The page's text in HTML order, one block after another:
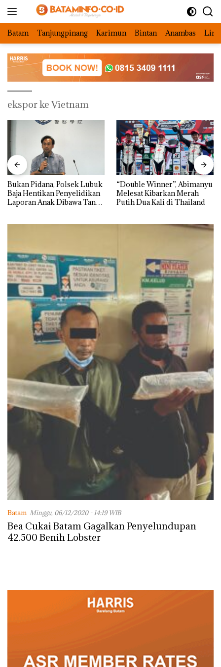
Batam Tanjungpinang Karimun Bintan Anambas
ekspor ke Vietnam
Bukan Pidana, Polsek Lubuk
Baja Hentikan Penyelidikan
Laporan Anak Dibawa Tanpa
“Double Winner”, Abimanyu
Melesat Kibarkan Merah
Putih Dua Kali di Thailand
Batam Minggu, 06/12/2020 - 14:19 WIB
Bea Cukai Batam Gagalkan Penyelundupan
42.500 Benih Lobster